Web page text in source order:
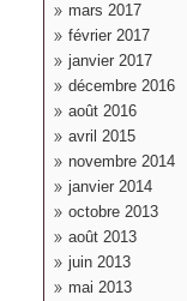
mars 2017
février 2017
janvier 2017
décembre 2016
août 2016
avril 2015
novembre 2014
janvier 2014
octobre 2013
août 2013
juin 2013
mai 2013